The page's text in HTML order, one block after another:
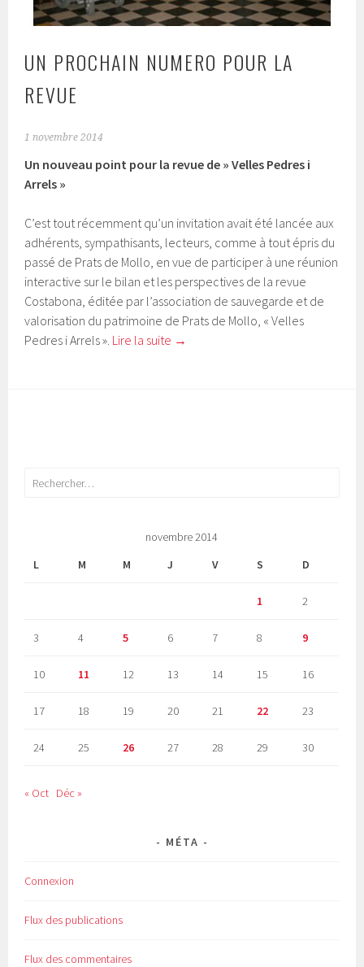
UN PROCHAIN NUMERO POUR LA
REVUE
1 novembre 2014
Un nouveau point pour la revue de » Velles Pedres i
Arrels »
C’est tout récemment qu’un invitation avait été lancée aux
adhérents, sympathisants, lecteurs, comme à tout épris du
passé de Prats de Mollo, en vue de participer à une réunion
interactive sur le bilan et les perspectives de la revue
Costabona, éditée par l’association de sauvegarde et de
valorisation du patrimoine de Prats de Mollo, « Velles
Pedres i Arrels ». Lire la suite →
Rechercher :
novembre 2014
L
M M J V S D
1 2
3 4 5 6 7 8 9
10 11 12 13 14 15 16
17 18 19 20 21 22 23
24 25 26 27 28 29 30
« Oct Déc »
MÉTA
Connexion
Flux des publications
Flux des commentaires